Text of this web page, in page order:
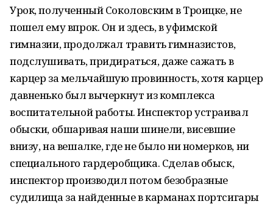
Урок, полученный Соколовским в Троицке, не
пошел ему впрок. Он и здесь, в уфимской
гимназии, продолжал травить гимназистов,
подслушивать, придираться, даже сажать в
карцер за мельчайшую провинность, хотя карцер
давненько был вычеркнут из комплекса
воспитательной работы. Инспектор устраивал
обыски, обшаривая наши шинели, висевшие
внизу, на вешалке, где не было ни номерков, ни
специального гардеробщика. Сделав обыск,
инспектор производил потом безобразные
судилища за найденные в карманах портсигары